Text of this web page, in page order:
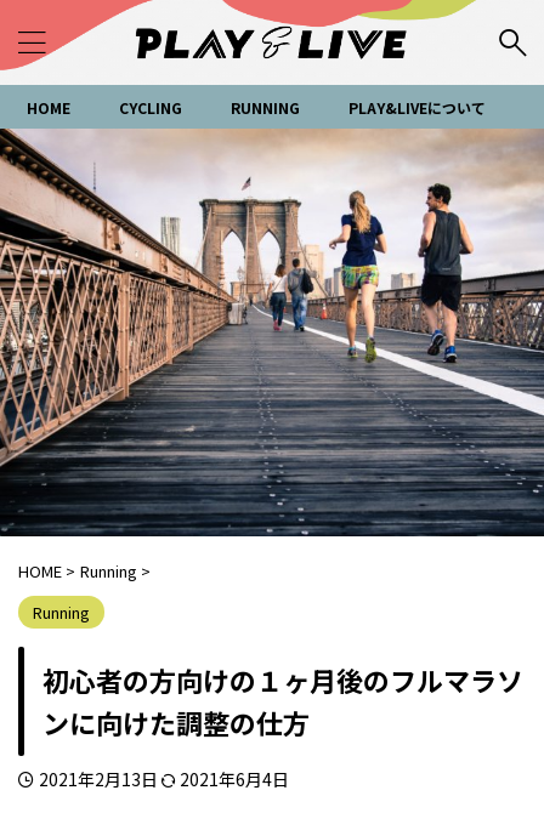
HOME CYCLING RUNNING PLAY&LIVEについて
HOME > Running >
Running
初心者の方向けの１ヶ月後のフルマラソ
ンに向けた調整の仕方
2021年2月13日 2021年6月4日